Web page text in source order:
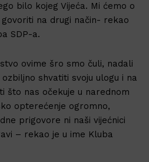
bilo kojeg Vijeća. Mi ćemo o
na drugi način- rekao
SDP-a.
ovime šro smo čuli, nadali
shvatiti svoju ulogu i na
što nas očekuje u narednom
opterećenje ogromno,
prigovore ni naši vijećnici
– rekao je u ime Kluba